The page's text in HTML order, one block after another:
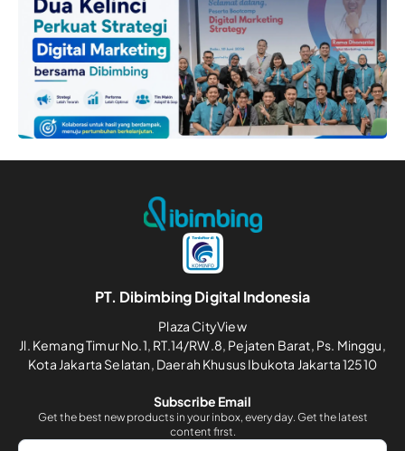
PT. Dibimbing Digital Indonesia
Plaza CityView
Jl. Kemang Timur No.1, RT.14/RW.8, Pejaten Barat, Ps. Minggu,
Kota Jakarta Selatan, Daerah Khusus Ibukota Jakarta 12510
Subscribe Email
Get the best new products in your inbox, every day. Get the latest
content first.